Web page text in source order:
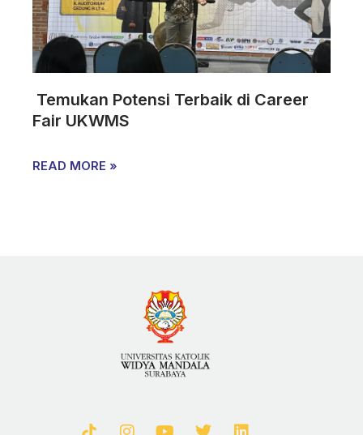
Temukan Potensi Terbaik di Career
Fair UKWMS
READ MORE »